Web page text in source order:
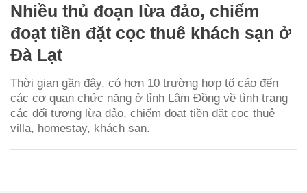
Nhiều thủ đoạn lừa đảo, chiếm
đoạt tiền đặt cọc thuê khách sạn ở
Đà Lạt
Thời gian gần đây, có hơn 10 trường hợp tố cáo đến
các cơ quan chức năng ở tỉnh Lâm Đồng về tình trạng
các đối tượng lừa đảo, chiếm đoạt tiền đặt cọc thuê
villa, homestay, khách sạn.